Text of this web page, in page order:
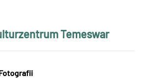
Temeswar